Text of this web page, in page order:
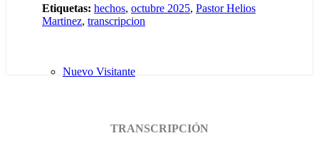
Nuevo Visitante
Etiquetas: hechos, octubre 2025, Pastor Helios
Martinez, transcripcion
TRANSCRIPCIÓN